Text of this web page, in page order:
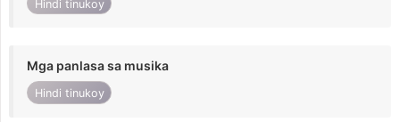
Hindi tinukoy
Mga panlasa sa musika
Hindi tinukoy